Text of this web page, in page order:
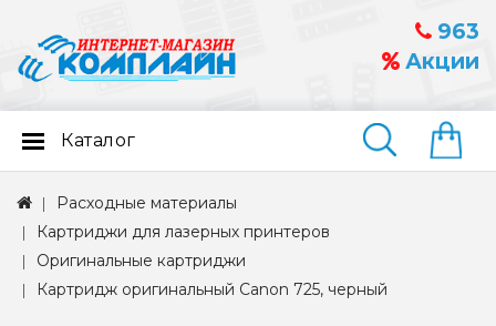
963
Акции
Найти
Каталог
Расходные материалы
Картриджи для лазерных принтеров
Оригинальные картриджи
Картридж оригинальный Canon 725, черный